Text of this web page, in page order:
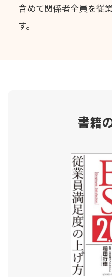
含めて関係者全員を従
す。
書籍